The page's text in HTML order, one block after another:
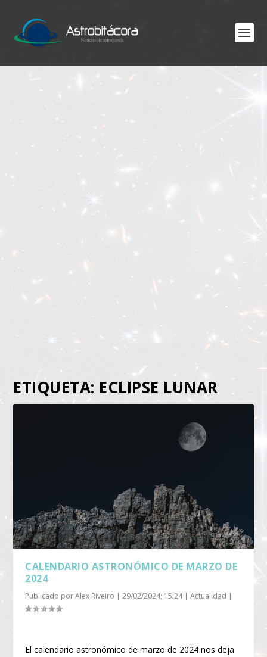
ETIQUETA: ECLIPSE LUNAR
CALENDARIO ASTRONÓMICO DE MARZO DE
2024
Publicado porAlex Riveiro |29/02/2024; 15:24|Actualidad |
El calendario astronómico de marzo de 2024 nos deja